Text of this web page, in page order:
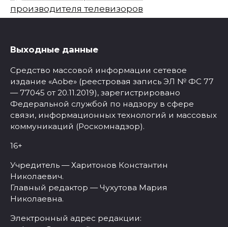
производителя телевизоров
Выходные данные
Средство массовой информации сетевое
издание «Aobe» (реестровая запись ЭЛ № ФС 77
— 77045 от 20.11.2019), зарегистрировано
Федеральной службой по надзору в сфере
связи, информационных технологий и массовых
коммуникаций (Роскомнадзор).
16+
Учредитель — Харитонов Константин
Николаевич.
Главный редактор — Чухутова Мария
Николаевна.
Электронный адрес редакции: